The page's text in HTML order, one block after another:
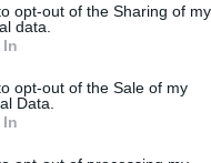
opt-out of the Sharing of my
data.
opt-out of the Sale of my
Data.
συνεργασίας Ε.Β.Ε.Π. με
ΔΕΘ